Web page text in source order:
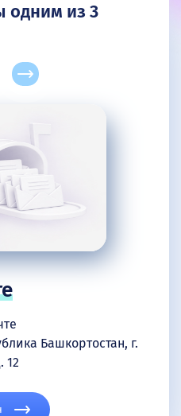
одним из 3
Башкортостан, г.
12